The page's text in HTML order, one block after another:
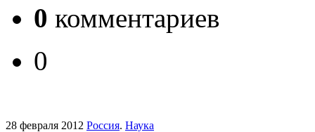
0 комментариев
0
28 февраля 2012 Россия. Наука